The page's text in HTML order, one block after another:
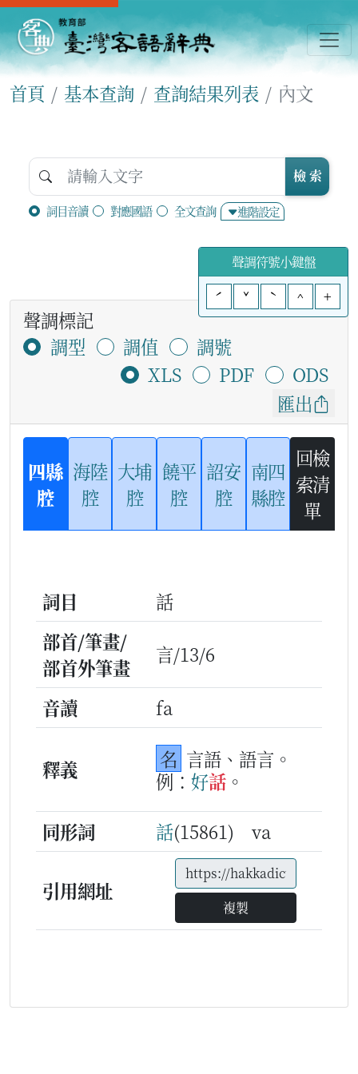
首頁 基本查詢 查詢結果列表 內文
詞目音讀 對應國語 全文查詢 進階設定
檢 索
聲調符號小鍵盤
ˊ
ˇ ˋ ^ +
聲調標記
調型
調值
調號
XLS
PDF
ODS
匯出
四縣
腔
海陸
腔
大埔
腔
饒平
腔
詔安
腔
南四
縣腔
回檢
索清
單
詞目
話
部首/筆畫/
部首外筆畫
言/13/6
音讀 fa
釋義 名 言語、語言。
例： 好話 。
同形詞
話(15861) va
引用網址
複製